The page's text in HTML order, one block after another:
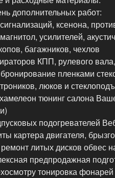
дополнительных работ:
ксенона,
усилителей,
багажников, чехлов
КПП, рулевого
пленками
люков и
тюнинг салона
подогревателей
картера двигателя,
литых дисков обвес
предпродажная
тонировка